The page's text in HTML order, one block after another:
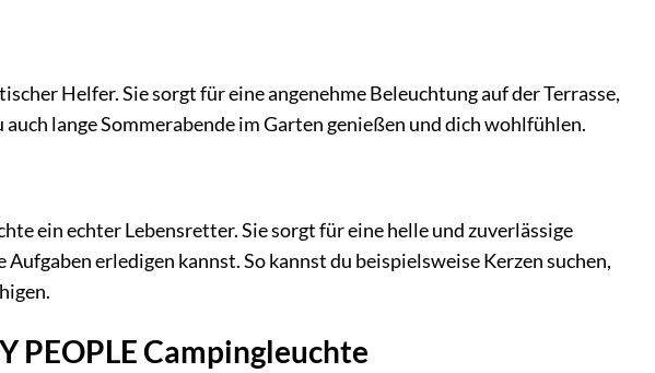
Helfer. Sie sorgt für eine angenehme Beleuchtung auf der Terrasse,
lange Sommerabende im Garten genießen und dich wohlfühlen.
ein echter Lebensretter. Sie sorgt für eine helle und zuverlässige
erledigen kannst. So kannst du beispielsweise Kerzen suchen,
PEOPLE Campingleuchte